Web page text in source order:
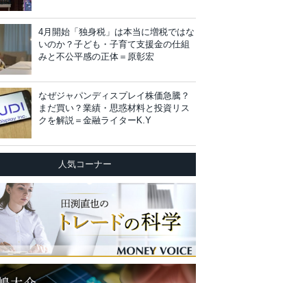
4月開始「独身税」は本当に増税ではな
いのか？子ども・子育て支援金の仕組
みと不公平感の正体＝原彰宏
なぜジャパンディスプレイ株価急騰？
まだ買い？業績・思惑材料と投資リス
クを解説＝金融ライターK.Y
人気コーナー